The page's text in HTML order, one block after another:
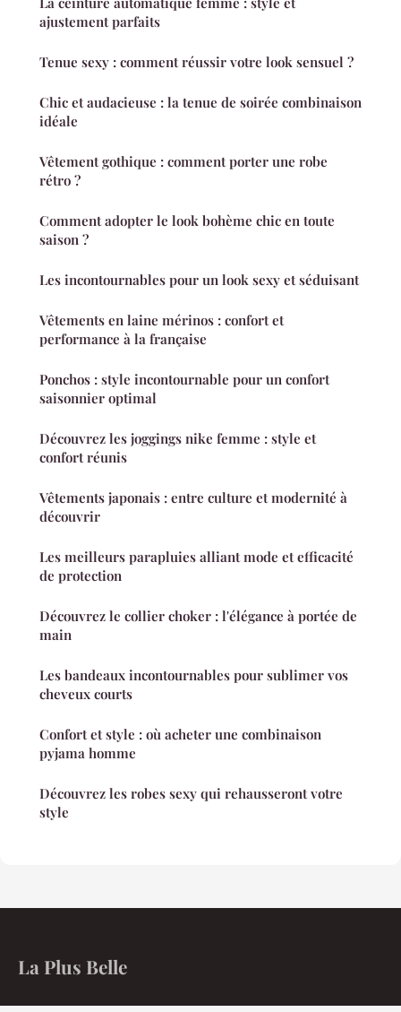
ajustement parfaits
Tenue sexy : comment réussir votre look sensuel ?
Chic et audacieuse : la tenue de soirée combinaison
idéale
Vêtement gothique : comment porter une robe
rétro ?
Comment adopter le look bohème chic en toute
saison ?
Les incontournables pour un look sexy et séduisant
Vêtements en laine mérinos : confort et
performance à la française
Ponchos : style incontournable pour un confort
saisonnier optimal
Découvrez les joggings nike femme : style et
confort réunis
Vêtements japonais : entre culture et modernité à
découvrir
Les meilleurs parapluies alliant mode et efficacité
de protection
Découvrez le collier choker : l'élégance à portée de
main
Les bandeaux incontournables pour sublimer vos
cheveux courts
Confort et style : où acheter une combinaison
pyjama homme
Découvrez les robes sexy qui rehausseront votre
style
La Plus Belle